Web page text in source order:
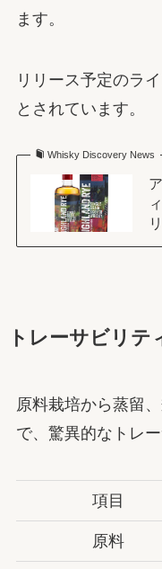
ます。
リリース予定のラ
とされています。
Whisky Discovery News
トレーサビリテ
原料栽培から蒸留
で、驚異的なトレ
項目
原料